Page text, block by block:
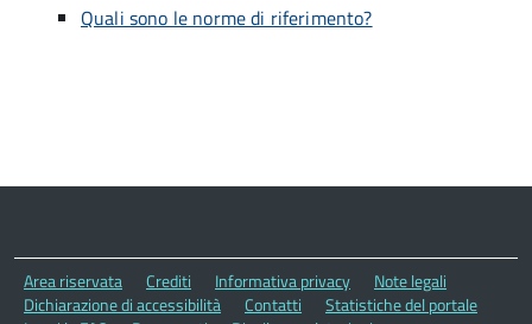
Quali sono le norme di riferimento?
Area riservata Crediti Informativa privacy
Note legali
Dichiarazione di accessibilità
Contatti
Statistiche del portale